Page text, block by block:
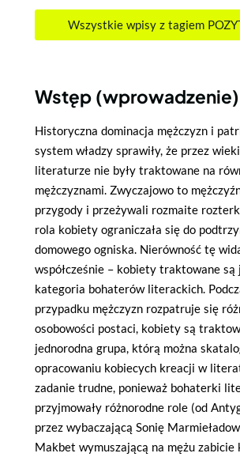
Wszystkie wpisy z tagiem
Wstęp
Historyczna dominacja mężczyzn i
system władzy sprawiły, że przez
literaturze nie były traktowane na
mężczyznami. Zwyczajowo to
przygody i przeżywali rozmaite
rola kobiety ograniczała się do
domowego ogniska. Nierówność tę
współcześnie – kobiety traktowane są
kategoria bohaterów literackich.
przypadku mężczyzn rozpatruje się
osobowości postaci, kobiety są
jednorodna grupa, którą można
opracowaniu kobiecych kreacji w
zadanie trudne, ponieważ bohaterki
przyjmowały różnorodne role (od
przez wybaczającą Sonię
Makbet wymuszającą na mężu zabicie